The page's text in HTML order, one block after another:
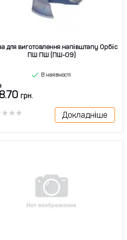
для виготовлення напівштапу Орбіс
ПШ ПШ (ПШ-09)
В наявності
грн.
Докладніше